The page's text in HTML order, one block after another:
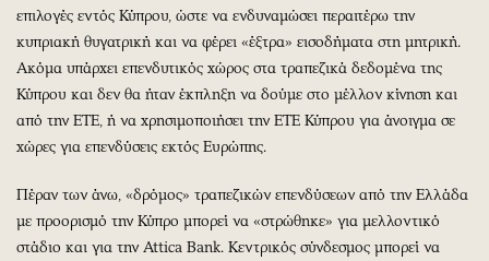
επιλογές εντός Κύπρου, ώστε να ενδυναμώσει περαιτέρω την
κυπριακή θυγατρική και να φέρει «έξτρα» εισοδήματα στη μητρική.
Ακόμα υπάρχει επενδυτικός χώρος στα τραπεζικά δεδομένα της
Κύπρου και δεν θα ήταν έκπληξη να δούμε στο μέλλον κίνηση και
από την ΕΤΕ, ή να χρησιμοποιήσει την ΕΤΕ Κύπρου για άνοιγμα σε
χώρες για επενδύσεις εκτός Ευρώπης.
Πέραν των άνω, «δρόμος» τραπεζικών επενδύσεων από την Ελλάδα
με προορισμό την Κύπρο μπορεί να «στρώθηκε» για μελλοντικό
στάδιο και για την Attica Bank. Κεντρικός σύνδεσμος μπορεί να